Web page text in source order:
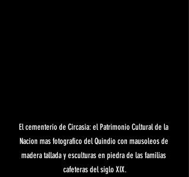
El cementerio de Circasia: el Patrimonio Cultural de la
Nacion mas fotografico del Quindio con mausoleos de
madera tallada y esculturas en piedra de las familias
cafeteras del siglo XIX.